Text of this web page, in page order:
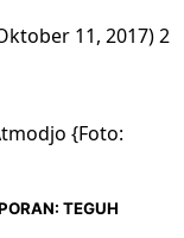
11, 2017)2
{Foto:
: TEGUH